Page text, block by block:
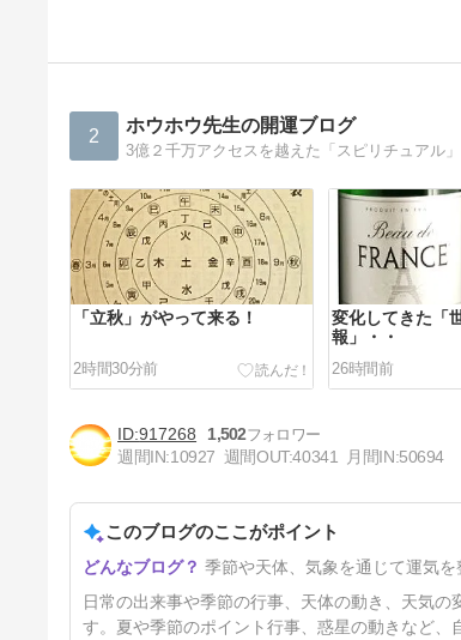
2 ホウホウ先生の開運ブログ
「立秋」がやって来る！
2時間30分前
変化してきた「
報」・・
26時間前
「お盆」「お墓参り」「小旅
行」・・
5日前
917268
1,502
週間IN:10927 週間OUT:40341 月間IN:50694
このブログのここがポイント
季節や天体、気象を通じて運気
日常の出来事や季節の行事、天体の動き、天気
す。夏や季節のポイント行事、惑星の動きなど